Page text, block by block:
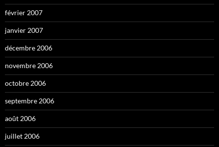
février 2007
janvier 2007
décembre 2006
novembre 2006
octobre 2006
septembre 2006
août 2006
juillet 2006